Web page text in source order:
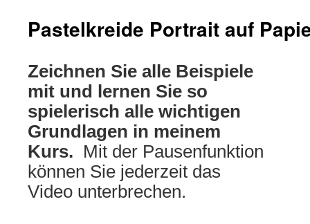
Pastelkreide Portrait auf
Zeichnen Sie alle Beispiele
mit und lernen Sie so
spielerisch alle wichtigen
Grundlagen in meinem
Kurs. Mit der Pausenfunktion
können Sie jederzeit das
Video unterbrechen.